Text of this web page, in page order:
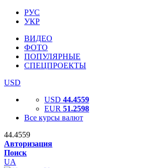
РУС
УКР
ВИДЕО
ФОТО
ПОПУЛЯРНЫЕ
СПЕЦПРОЕКТЫ
USD
USD 44.4559
EUR 51.2598
Все курсы валют
44.4559
Авторизация
Поиск
UA